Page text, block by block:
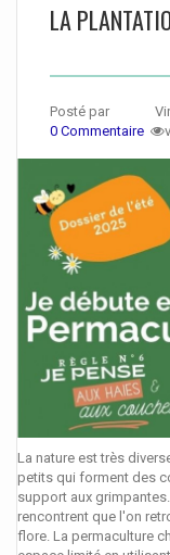
LA
Posté par
0 Commentaire
La nature est très
petits qui forment des
support aux
rencontrent que l'on
flore. La permaculture